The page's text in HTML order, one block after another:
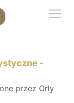
-
przez Orły